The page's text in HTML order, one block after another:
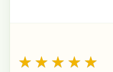
★ ★ ★ ★ ★